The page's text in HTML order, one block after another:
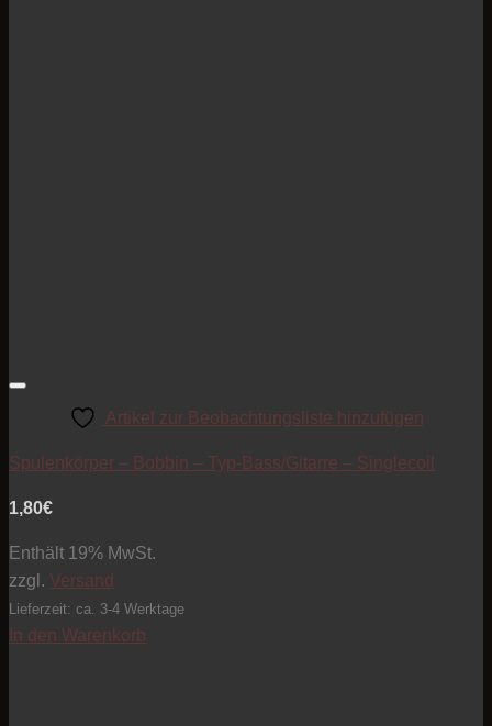
Artikel zur Beobachtungsliste hinzufügen
Spulenkörper – Bobbin – Typ-Bass/Gitarre – Singlecoil
1,80€
Enthält 19% MwSt.
zzgl. Versand
Lieferzeit: ca. 3-4 Werktage
In den Warenkorb